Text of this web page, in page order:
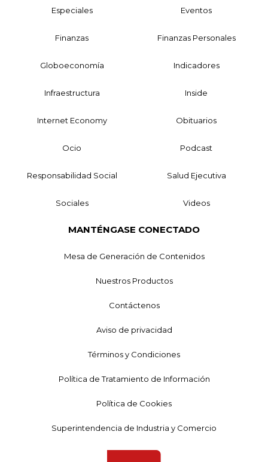
Especiales Eventos
Finanzas Finanzas Personales
Globoeconomía Indicadores
Infraestructura Inside
Internet Economy Obituarios
Ocio Podcast
Responsabilidad Social Salud Ejecutiva
Sociales Videos
MANTÉNGASE CONECTADO
Mesa de Generación de Contenidos
Nuestros Productos
Contáctenos
Aviso de privacidad
Términos y Condiciones
Política de Tratamiento de Información
Política de Cookies
Superintendencia de Industria y Comercio